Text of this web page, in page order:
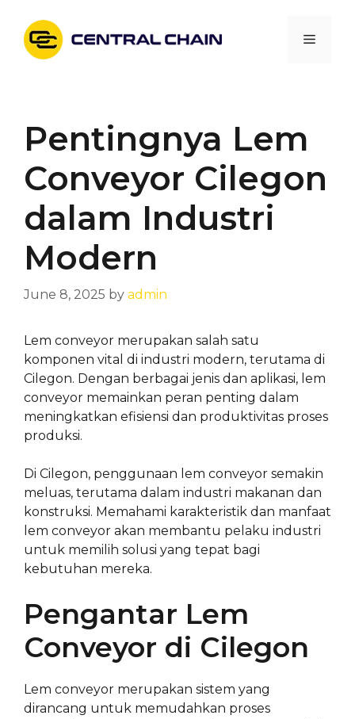
content
Menu
Pentingnya Lem
Conveyor Cilegon
dalam Industri
Modern
June 8, 2025 by admin
Lem conveyor merupakan salah satu
komponen vital di industri modern, terutama di
Cilegon. Dengan berbagai jenis dan aplikasi, lem
conveyor memainkan peran penting dalam
meningkatkan efisiensi dan produktivitas proses
produksi.
Di Cilegon, penggunaan lem conveyor semakin
meluas, terutama dalam industri makanan dan
konstruksi. Memahami karakteristik dan manfaat
lem conveyor akan membantu pelaku industri
untuk memilih solusi yang tepat bagi
kebutuhan mereka.
Pengantar Lem
Conveyor di Cilegon
Lem conveyor merupakan sistem yang
dirancang untuk memudahkan proses